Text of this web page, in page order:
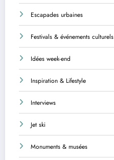
Escapades urbaines
Festivals & événements culturels
Idées week-end
Inspiration & Lifestyle
Interviews
Jet ski
Monuments & musées